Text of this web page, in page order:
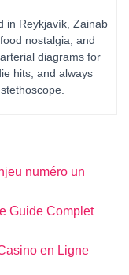
in Reykjavík, Zainab
nostalgia, and
diagrams for
hits, and always
numéro un
Guide Complet
en Ligne